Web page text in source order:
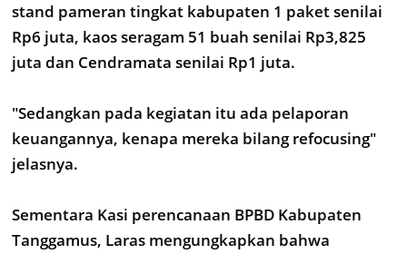
stand pameran tingkat kabupaten 1 paket senilai
Rp6 juta, kaos seragam 51 buah senilai Rp3,825
juta dan Cendramata senilai Rp1 juta.
"Sedangkan pada kegiatan itu ada pelaporan
keuangannya, kenapa mereka bilang refocusing"
jelasnya.
Sementara Kasi perencanaan BPBD Kabupaten
Tanggamus, Laras mengungkapkan bahwa